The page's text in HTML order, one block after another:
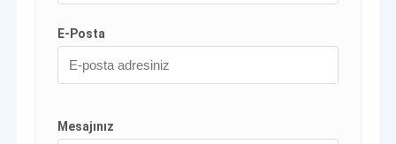
E-Posta
Mesajınız